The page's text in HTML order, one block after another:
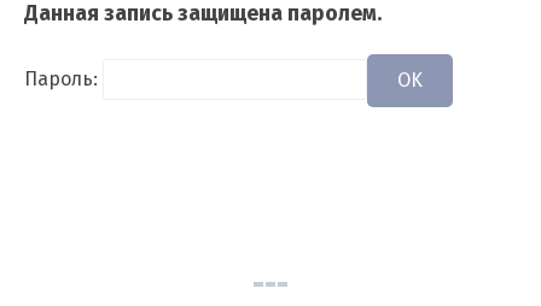
Данная запись защищена паролем.
Пароль: OK